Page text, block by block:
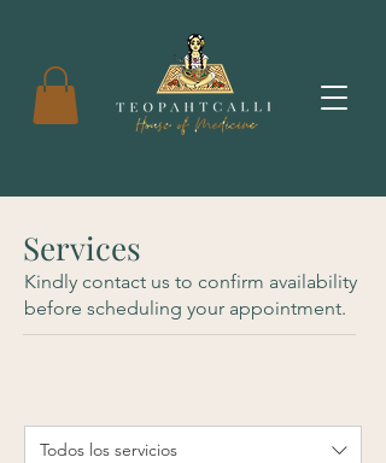
Services
Kindly contact us to confirm availability
before scheduling your appointment.
Todos los servicios